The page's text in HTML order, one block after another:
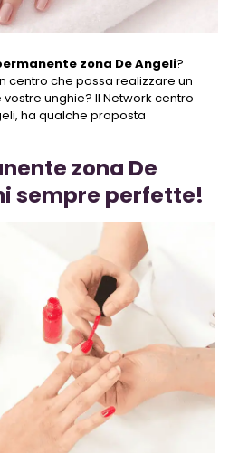
zona De Angeli?
centro che possa realizzare un
unghie? Il Network centro
ha qualche proposta
zona De
sempre perfette!